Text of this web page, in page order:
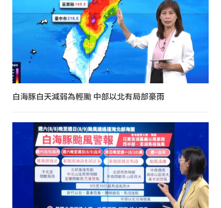
白海豚白天減弱為輕颱 中部以北有局部豪雨